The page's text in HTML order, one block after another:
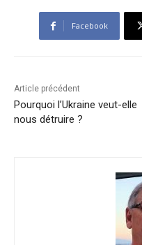
Facebook
Article précédent
Pourquoi l’Ukraine veut-elle
nous détruire ?